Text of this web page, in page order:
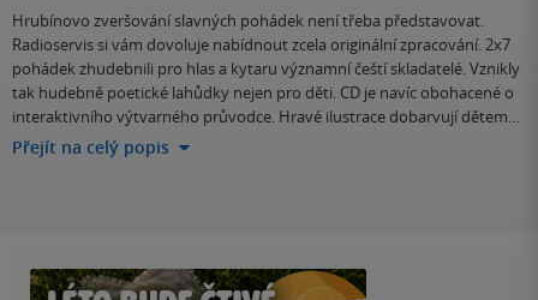
Hrubínovo zveršování slavných pohádek není třeba představovat.
Radioservis si vám dovoluje nabídnout zcela originální zpracování. 2x7
pohádek zhudebnili pro hlas a kytaru významní čeští skladatelé. Vznikly
tak hudebně poetické lahůdky nejen pro děti. CD je navíc obohacené o
interaktivního výtvarného průvodce. Hravé ilustrace dobarvují dětem…
Přejít na celý popis